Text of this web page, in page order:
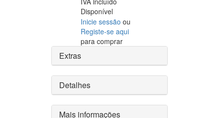
Disponível
Inicie sessão ou
Registe-se aqui
para comprar
Extras
Detalhes
Mais informações